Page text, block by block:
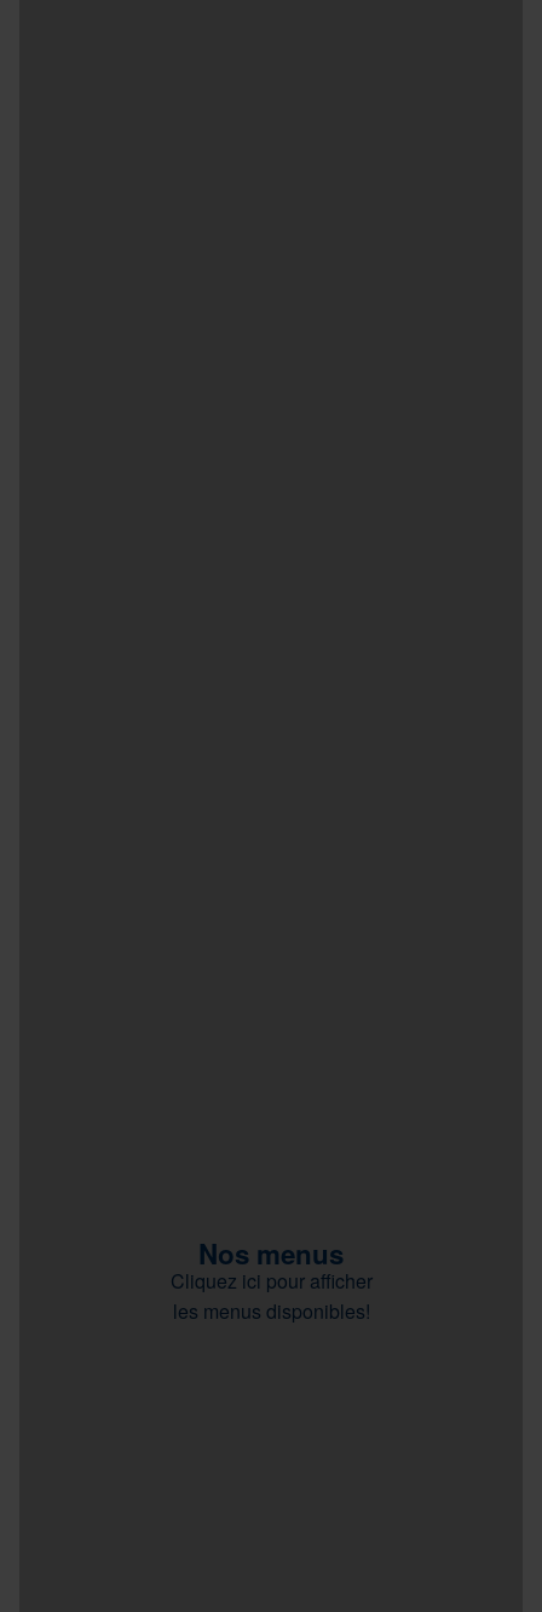
Nos menus
Cliquez ici pour afficher
les menus disponibles!